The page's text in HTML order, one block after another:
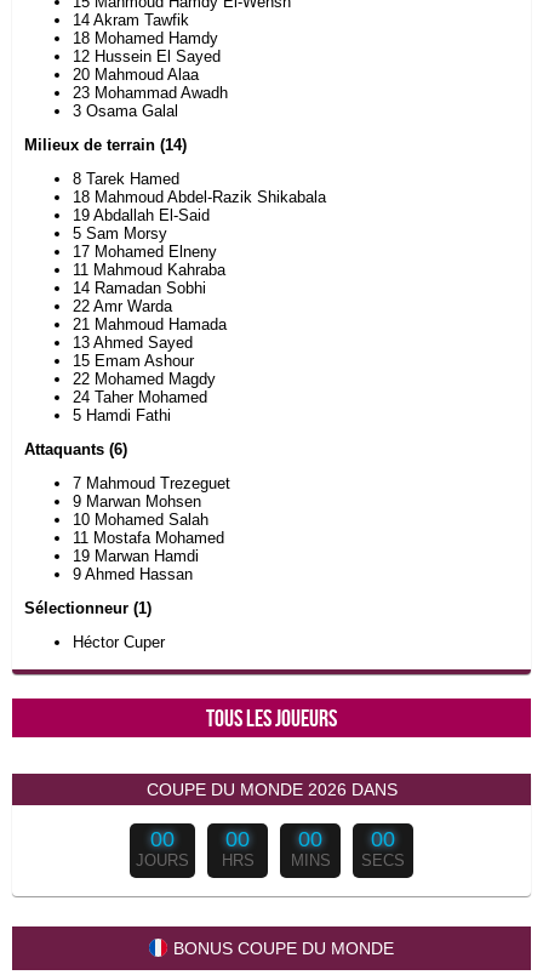
14 Akram Tawfik
18 Mohamed Hamdy
12 Hussein El Sayed
20 Mahmoud Alaa
23 Mohammad Awadh
3 Osama Galal
Milieux de terrain (14)
8 Tarek Hamed
18 Mahmoud Abdel-Razik Shikabala
19 Abdallah El-Said
5 Sam Morsy
17 Mohamed Elneny
11 Mahmoud Kahraba
14 Ramadan Sobhi
22 Amr Warda
21 Mahmoud Hamada
13 Ahmed Sayed
15 Emam Ashour
22 Mohamed Magdy
24 Taher Mohamed
5 Hamdi Fathi
Attaquants (6)
7 Mahmoud Trezeguet
9 Marwan Mohsen
10 Mohamed Salah
11 Mostafa Mohamed
19 Marwan Hamdi
9 Ahmed Hassan
Sélectionneur (1)
Héctor Cuper
Tous les joueurs
COUPE DU MONDE 2026 DANS
00
JOURS
00
HRS
00
MINS
00
SECS
BONUS COUPE DU MONDE